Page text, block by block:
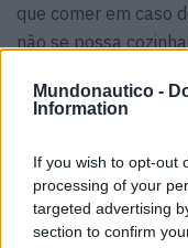
Mundonautico -
Information
If you wish to opt-out
processing of your
targeted advertising
section to confirm
que comer em caso
não se possa
frescos/congelados
dito. Estabelecer
partida e de
características,